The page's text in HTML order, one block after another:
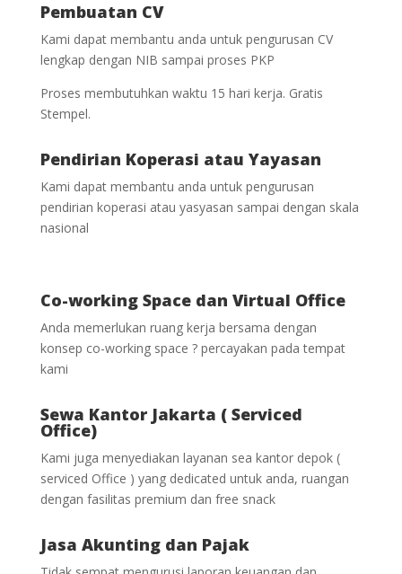
Pembuatan CV
Kami dapat membantu anda untuk pengurusan CV
lengkap dengan NIB sampai proses PKP
Proses membutuhkan waktu 15 hari kerja. Gratis
Stempel.
Pendirian Koperasi atau Yayasan
Kami dapat membantu anda untuk pengurusan
pendirian koperasi atau yasyasan sampai dengan skala
nasional
Co-working Space dan Virtual Office
Anda memerlukan ruang kerja bersama dengan
konsep co-working space ? percayakan pada tempat
kami
Sewa Kantor Jakarta ( Serviced
Office)
Kami juga menyediakan layanan sea kantor depok (
serviced Office ) yang dedicated untuk anda, ruangan
dengan fasilitas premium dan free snack
Jasa Akunting dan Pajak